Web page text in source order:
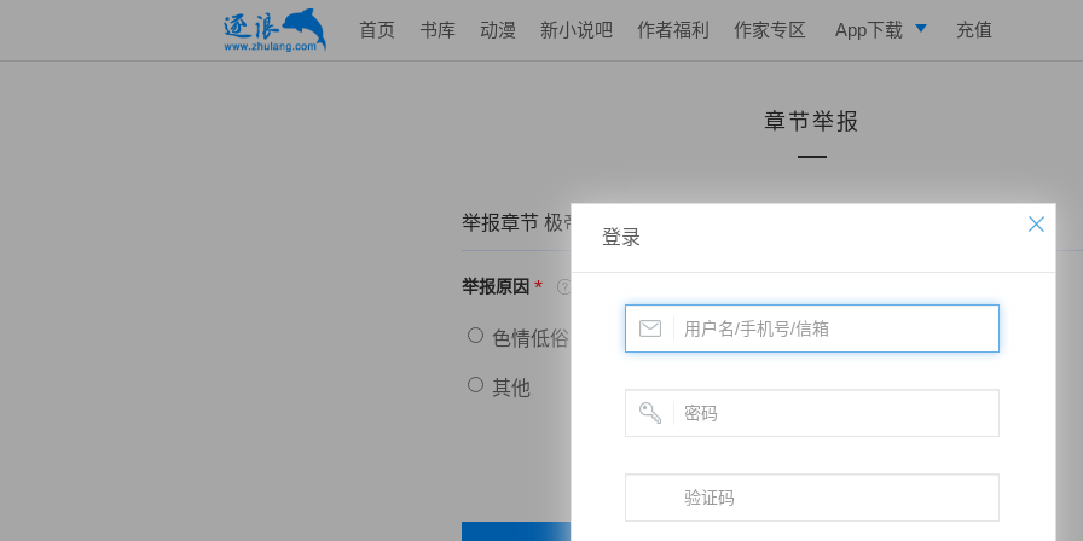
首页 书库 动漫 新小说吧 作者福利 作家专区 App下载
写作助手
充值
章节举报
举报章节 极帝战尊——第一千一百五十五章、倒霉的凤羽
举报原因 *
色情低俗 政治敏感 暴力低俗
其他
登录